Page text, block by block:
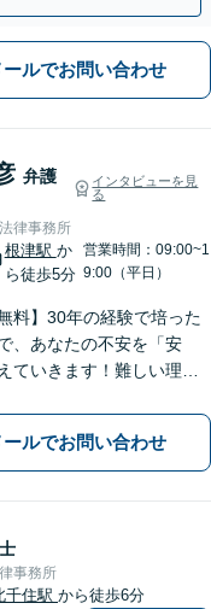
ールでお問い合わせ
弁護
インタビューを見
る
律事務所
根津駅 か
ら徒歩5分
営業時間：09:00~1
9:00（平日）
料】30年の経験で培った
、あなたの不安を「安
ていきます！難しい理屈
あなたが納得して次の一
るよう伴走いたします。
相談も対応可能】
ールでお問い合わせ
事務所
千住駅 から徒歩6分